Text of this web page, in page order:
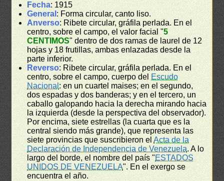
Fecha: 1915
General : Forma circular, canto liso.
Anverso: Ribete circular, gráfila perlada. En el
centro, sobre el campo, el valor facial "5
CENTIMOS" dentro de dos ramas de laurel de 12
hojas y 18 frutillas, ambas enlazadas desde la
parte inferior.
Reverso: Ribete circular, gráfila perlada. En el
centro, sobre el campo, cuerpo del Escudo
Nacional : en un cuartel maises; en el segundo,
dos espadas y dos banderas; y en el tercero, un
caballo galopando hacia la derecha mirando hacia
la izquierda (desde la perspectiva del observador).
Por encima, siete estrellas (la cuarta que es la
central siendo más grande), que representa las
siete provincias que suscribieron elActa de la
Declaración de Independencia de Venezuela. A lo
largo del borde, el nombre del país "ESTADOS
UNIDOS DE VENEZUELA". En el exergo se
encuentra el año.